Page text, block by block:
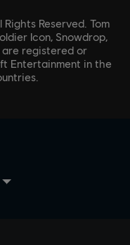
Reserved. Tom
Icon, Snowdrop,
are registered or
Entertainment in the